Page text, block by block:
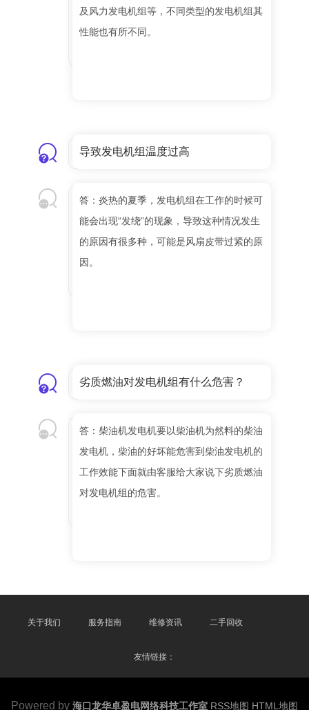
及风力发电机组等，不同类型的发电机组其
性能也有所不同。
导致发电机组温度过高
答：炎热的夏季，发电机组在工作的时候可
能会出现“发绕”的现象，导致这种情况发生
的原因有很多种，可能是风扇皮带过紧的原
因。
劣质燃油对发电机组有什么危害？
答：柴油机发电机要以柴油机为然料的柴油
发电机，柴油的好坏能危害到柴油发电机的
工作效能下面就由客服给大家说下劣质燃油
对发电机组的危害。
关于我们 服务指南 维修资讯 二手回收
友情链接：
Powered by 海口龙华卓盈电网络科技工作室 RSS地图 HTML地图